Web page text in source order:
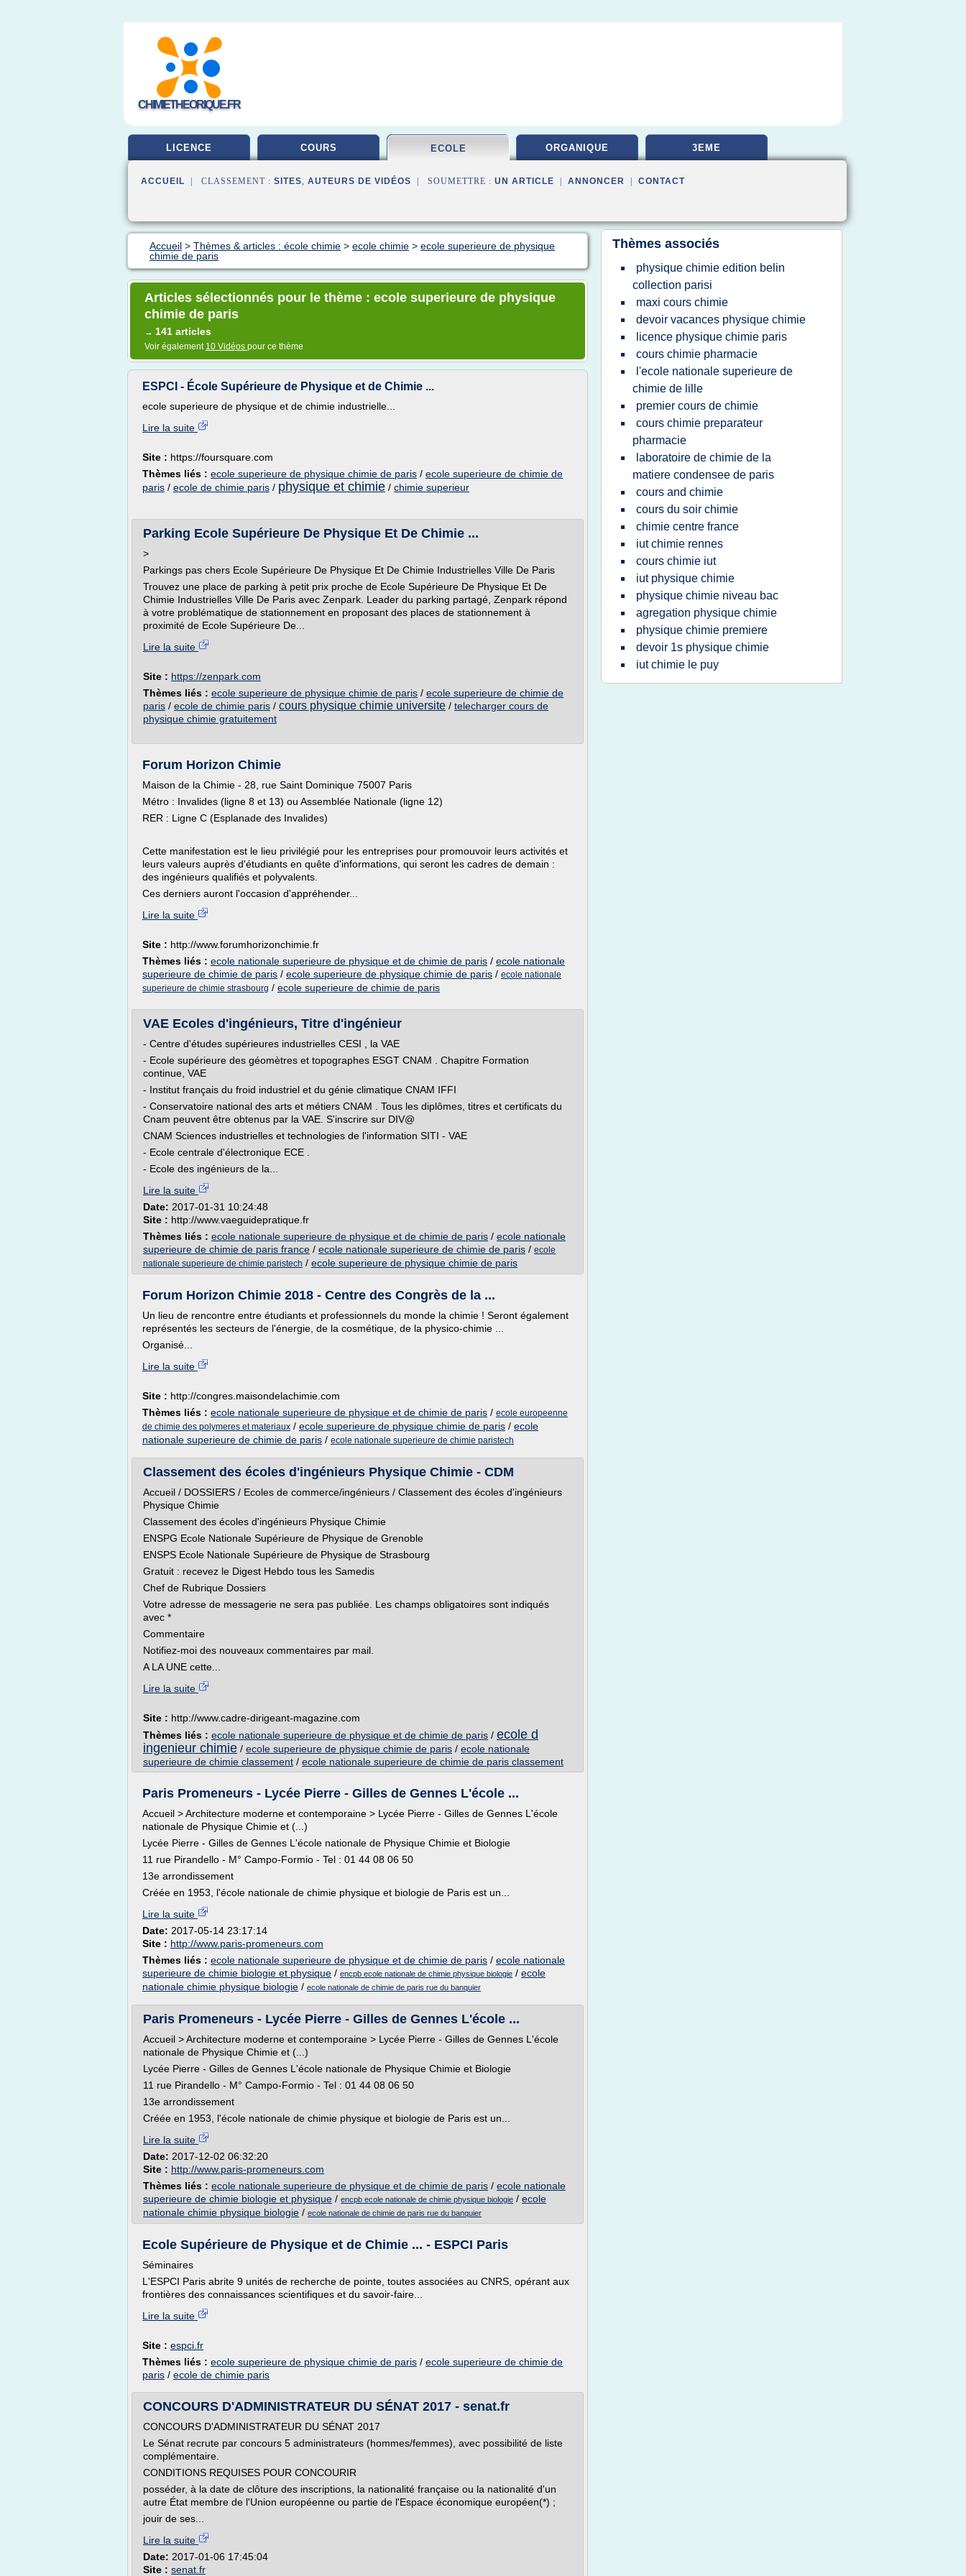
CHIMIETHEORIQUE.FR
LICENCE COURS ECOLE ORGANIQUE 3EME
ACCUEIL | CLASSEMENT : SITES, AUTEURS DE VIDÉOS | SOUMETTRE : UN ARTICLE ANNONCER CONTACT
Accueil > Thèmes & articles : école chimie > ecole chimie > ecole superieure de physique
chimie de paris
Articles sélectionnés pour le thème : ecole superieure de physique
chimie de paris
→ 141 articles
Voir également 10 Vidéos pour ce thème
ESPCI - École Supérieure de Physique et de Chimie ...
ecole superieure de physique et de chimie industrielle...
Lire la suite
Site : https://foursquare.com
Thèmes liés : ecole superieure de physique chimie de paris / ecole superieure de chimie de
paris / ecole de chimie paris / physique et chimie / chimie superieur
Parking Ecole Supérieure De Physique Et De Chimie ...
>
Parkings pas chers Ecole Supérieure De Physique Et De Chimie Industrielles Ville De Paris
Trouvez une place de parking à petit prix proche de Ecole Supérieure De Physique Et De
Chimie Industrielles Ville De Paris avec Zenpark. Leader du parking partagé, Zenpark répond
à votre problématique de stationnement en proposant des places de stationnement à
proximité de Ecole Supérieure De...
Lire la suite
Site : https://zenpark.com
Thèmes liés : ecole superieure de physique chimie de paris / ecole superieure de chimie de
paris / ecole de chimie paris / cours physique chimie universite / telecharger cours de
physique chimie gratuitement
Forum Horizon Chimie
Maison de la Chimie - 28, rue Saint Dominique 75007 Paris
Métro : Invalides (ligne 8 et 13) ou Assemblée Nationale (ligne 12)
RER : Ligne C (Esplanade des Invalides)
Cette manifestation est le lieu privilégié pour les entreprises pour promouvoir leurs activités et
leurs valeurs auprès d'étudiants en quête d'informations, qui seront les cadres de demain :
des ingénieurs qualifiés et polyvalents.
Ces derniers auront l'occasion d'appréhender...
Lire la suite
Site : http://www.forumhorizonchimie.fr
Thèmes liés : ecole nationale superieure de physique et de chimie de paris / ecole nationale
superieure de chimie de paris / ecole superieure de physique chimie de paris / ecole nationale
superieure de chimie strasbourg / ecole superieure de chimie de paris
VAE Ecoles d'ingénieurs, Titre d'ingénieur
- Centre d'études supérieures industrielles CESI , la VAE
- Ecole supérieure des géomètres et topographes ESGT CNAM . Chapitre Formation
continue, VAE
- Institut français du froid industriel et du génie climatique CNAM IFFI
- Conservatoire national des arts et métiers CNAM . Tous les diplômes, titres et certificats du
Cnam peuvent être obtenus par la VAE. S'inscrire sur DIV@
CNAM Sciences industrielles et technologies de l'information SITI - VAE
- Ecole centrale d'électronique ECE .
- Ecole des ingénieurs de la...
Lire la suite
Date: 2017-01-31 10:24:48
Site : http://www.vaeguidepratique.fr
Thèmes liés : ecole nationale superieure de physique et de chimie de paris / ecole nationale
superieure de chimie de paris france / ecole nationale superieure de chimie de paris / ecole
nationale superieure de chimie paristech / ecole superieure de physique chimie de paris
Forum Horizon Chimie 2018 - Centre des Congrès de la ...
Un lieu de rencontre entre étudiants et professionnels du monde la chimie ! Seront également
représentés les secteurs de l'énergie, de la cosmétique, de la physico-chimie ...
Organisé...
Lire la suite
Site : http://congres.maisondelachimie.com
Thèmes liés : ecole nationale superieure de physique et de chimie de paris / ecole europeenne
de chimie des polymeres et materiaux / ecole superieure de physique chimie de paris / ecole
nationale superieure de chimie de paris / ecole nationale superieure de chimie paristech
Classement des écoles d'ingénieurs Physique Chimie - CDM
Accueil / DOSSIERS / Ecoles de commerce/ingénieurs / Classement des écoles d'ingénieurs
Physique Chimie
Classement des écoles d'ingénieurs Physique Chimie
ENSPG Ecole Nationale Supérieure de Physique de Grenoble
ENSPS Ecole Nationale Supérieure de Physique de Strasbourg
Gratuit : recevez le Digest Hebdo tous les Samedis
Chef de Rubrique Dossiers
Votre adresse de messagerie ne sera pas publiée. Les champs obligatoires sont indiqués
avec *
Commentaire
Notifiez-moi des nouveaux commentaires par mail.
A LA UNE cette...
Lire la suite
Site : http://www.cadre-dirigeant-magazine.com
Thèmes liés : ecole nationale superieure de physique et de chimie de paris / ecole d
ingenieur chimie / ecole superieure de physique chimie de paris / ecole nationale
superieure de chimie classement / ecole nationale superieure de chimie de paris classement
Paris Promeneurs - Lycée Pierre - Gilles de Gennes L'école ...
Accueil > Architecture moderne et contemporaine > Lycée Pierre - Gilles de Gennes L'école
nationale de Physique Chimie et (...)
Lycée Pierre - Gilles de Gennes L'école nationale de Physique Chimie et Biologie
11 rue Pirandello - M° Campo-Formio - Tel : 01 44 08 06 50
13e arrondissement
Créée en 1953, l'école nationale de chimie physique et biologie de Paris est un...
Lire la suite
Date: 2017-05-14 23:17:14
Site : http://www.paris-promeneurs.com
Thèmes liés : ecole nationale superieure de physique et de chimie de paris / ecole nationale
superieure de chimie biologie et physique / encpb ecole nationale de chimie physique biologie / ecole
nationale chimie physique biologie / ecole nationale de chimie de paris rue du banquier
Paris Promeneurs - Lycée Pierre - Gilles de Gennes L'école ...
Accueil > Architecture moderne et contemporaine > Lycée Pierre - Gilles de Gennes L'école
nationale de Physique Chimie et (...)
Lycée Pierre - Gilles de Gennes L'école nationale de Physique Chimie et Biologie
11 rue Pirandello - M° Campo-Formio - Tel : 01 44 08 06 50
13e arrondissement
Créée en 1953, l'école nationale de chimie physique et biologie de Paris est un...
Lire la suite
Date: 2017-12-02 06:32:20
Site : http://www.paris-promeneurs.com
Thèmes liés : ecole nationale superieure de physique et de chimie de paris / ecole nationale
superieure de chimie biologie et physique / encpb ecole nationale de chimie physique biologie / ecole
nationale chimie physique biologie / ecole nationale de chimie de paris rue du banquier
Ecole Supérieure de Physique et de Chimie ... - ESPCI Paris
Séminaires
L'ESPCI Paris abrite 9 unités de recherche de pointe, toutes associées au CNRS, opérant aux
frontières des connaissances scientifiques et du savoir-faire...
Lire la suite
Site : espci.fr
Thèmes liés : ecole superieure de physique chimie de paris / ecole superieure de chimie de
paris / ecole de chimie paris
CONCOURS D'ADMINISTRATEUR DU SÉNAT 2017 - senat.fr
CONCOURS D'ADMINISTRATEUR DU SÉNAT 2017
Le Sénat recrute par concours 5 administrateurs (hommes/femmes), avec possibilité de liste
complémentaire.
CONDITIONS REQUISES POUR CONCOURIR
posséder, à la date de clôture des inscriptions, la nationalité française ou la nationalité d'un
autre État membre de l'Union européenne ou partie de l'Espace économique européen(*) ;
jouir de ses...
Lire la suite
Date: 2017-01-06 17:45:04
Site : senat.fr
Thèmes associés
physique chimie edition belin
collection parisi
maxi cours chimie
devoir vacances physique chimie
licence physique chimie paris
cours chimie pharmacie
l'ecole nationale superieure de
chimie de lille
premier cours de chimie
cours chimie preparateur
pharmacie
laboratoire de chimie de la
matiere condensee de paris
cours and chimie
cours du soir chimie
chimie centre france
iut chimie rennes
cours chimie iut
iut physique chimie
physique chimie niveau bac
agregation physique chimie
physique chimie premiere
devoir 1s physique chimie
iut chimie le puy